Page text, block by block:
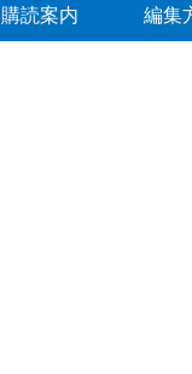
購読案内 編集